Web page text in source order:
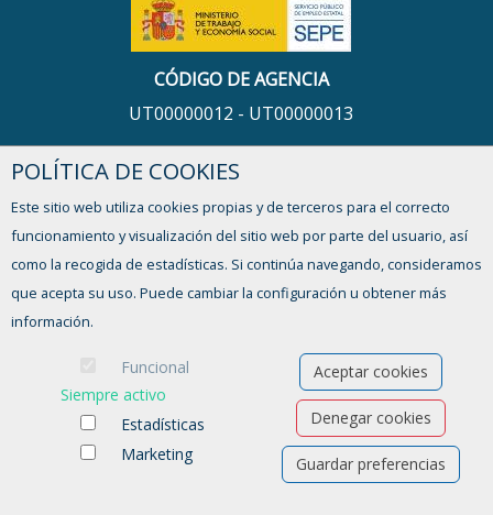
CÓDIGO DE AGENCIA
UT00000012 - UT00000013
HORARIO
De lunes a viernes,
de 9:00 a 13:00h y de 16:00 a 17:30h
FORMULARIO DE CONTACTO
POLÍTICA DE COOKIES
Este sitio web utiliza cookies propias y de terceros para el correcto
funcionamiento y visualización del sitio web por parte del usuario, así
como la recogida de estadísticas. Si continúa navegando, consideramos
que acepta su uso. Puede cambiar la configuración u obtener más
información.
Funcional
Siempre activo
Estadísticas
Marketing
Aceptar cookies
Denegar cookies
Guardar preferencias